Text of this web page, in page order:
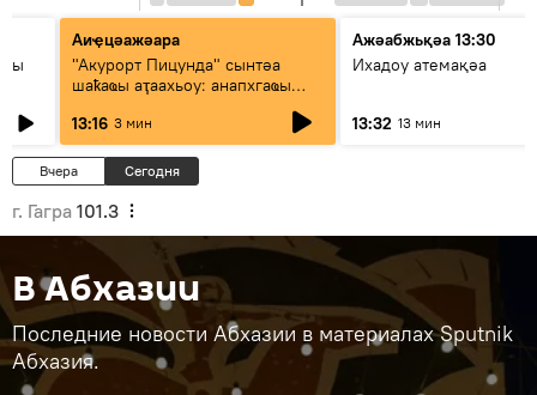
Аиҿцәажәара
"Акурорт Пицунда" сынтәа
шаҟаҩы аҭаахьоу: анапхгаҩы
13:16 3 мин
Ажәабжьқәа 13:30
Ихадоу атемақәа
13:32 13 мин
Вчера Сегодня
г. Гагра 101.3
В Абхазии
Последние новости Абхазии в материалах Sputnik
Абхазия.